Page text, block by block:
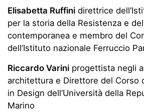
Elisabetta Ruffini direttrice
per la storia della Resistenza e
contemporanea e membro del
dell’Istituto nazionale Ferruccio
Riccardo Varini progettista negli
architettura e Direttore del Corso
in Design dell’Università della
Marino